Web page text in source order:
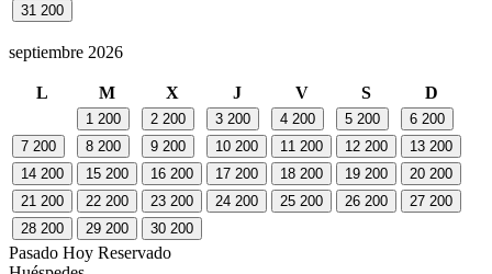
31 200
septiembre 2026
L M X J V S D
1 200 2 200 3 200 4 200 5 200 6 200
7 200 8 200 9 200 10 200 11 200 12 200 13 200
14 200 15 200 16 200 17 200 18 200 19 200 20 200
21 200 22 200 23 200 24 200 25 200 26 200 27 200
28 200 29 200 30 200
Pasado Hoy Reservado